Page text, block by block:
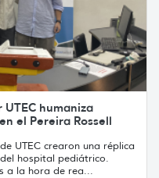
humaniza
el Pereira Rossell
UTEC crearon una réplica
hospital pediátrico.
a la hora de rea...